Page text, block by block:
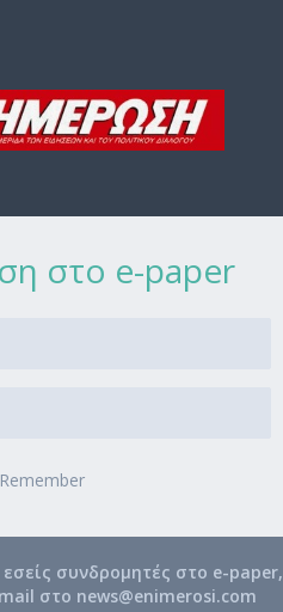
στο e-paper
Remember
εσείς συνδρομητές στο e-paper,
στο news@enimerosi.com